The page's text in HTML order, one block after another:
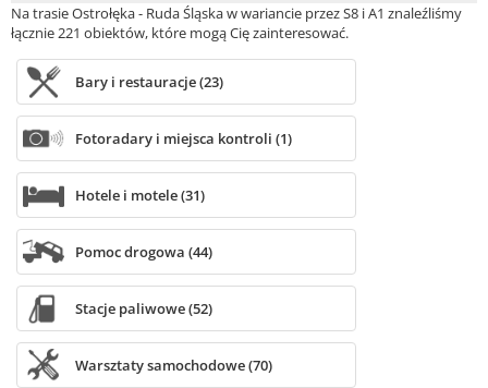
Na trasie Ostrołęka - Ruda Śląska w wariancie przez S8 i A1 znaleźliśmy
łącznie 221 obiektów, które mogą Cię zainteresować.
Bary i restauracje (23)
Fotoradary i miejsca kontroli (1)
Hotele i motele (31)
Pomoc drogowa (44)
Stacje paliwowe (52)
Warsztaty samochodowe (70)